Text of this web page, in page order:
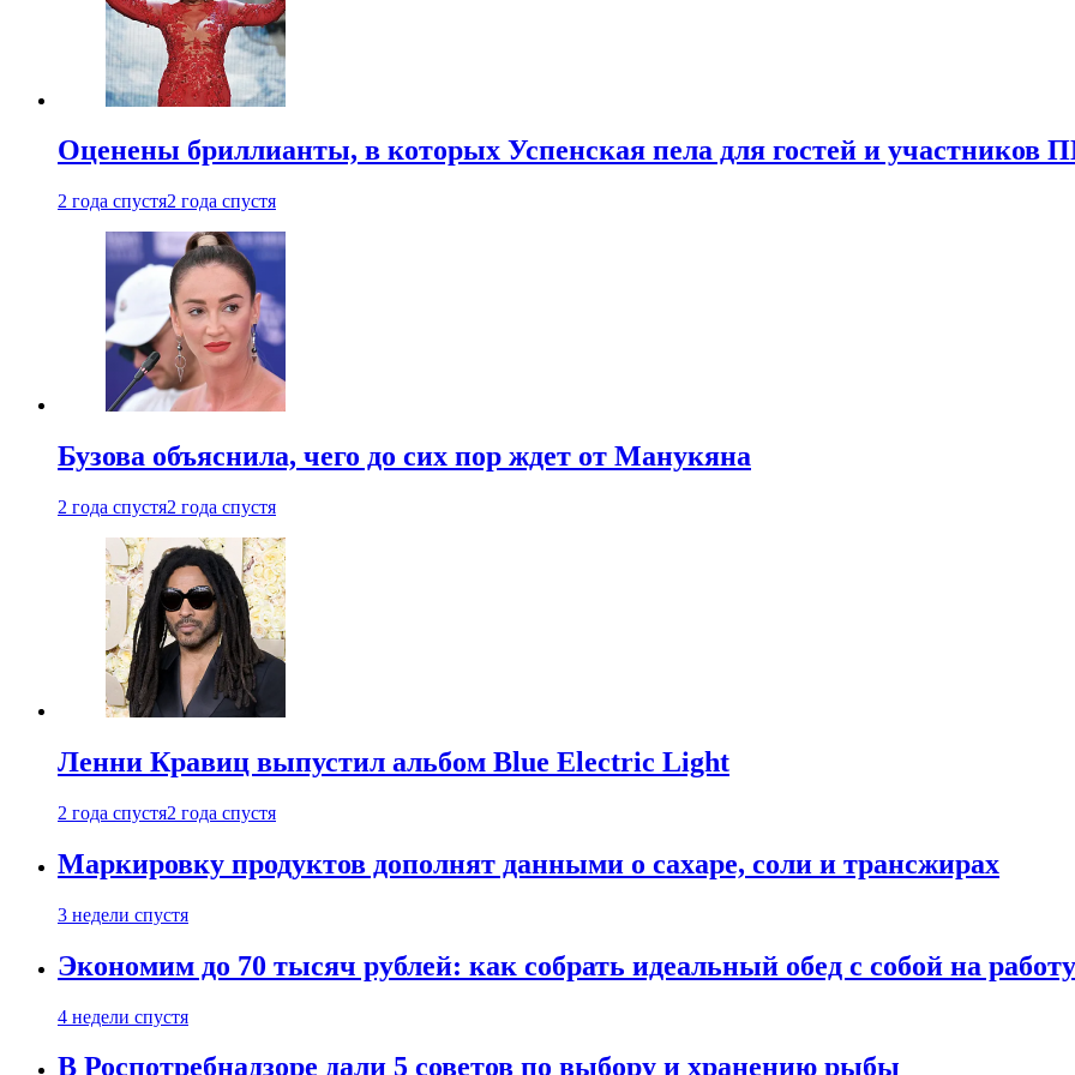
Оценены бриллианты, в которых Успенская пела для гостей и
2 года спустя2 года спустя
Бузова объяснила, чего до сих пор ждет от Манукяна
2 года спустя2 года спустя
Ленни Кравиц выпустил альбом Blue Electric Light
2 года спустя2 года спустя
Маркировку продуктов дополнят данными о сахаре, соли и трансжирах
3 недели спустя
Экономим до 70 тысяч рублей: как собрать идеальный обед с собой на работу
4 недели спустя
В Роспотребнадзоре дали 5 советов по выбору и хранению рыбы